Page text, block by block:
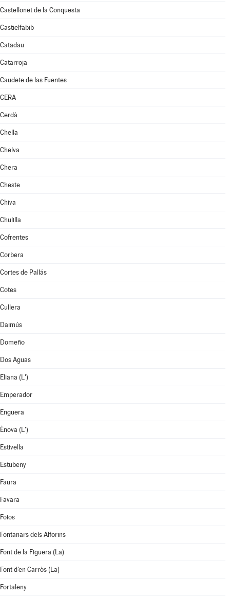
Castellonet de la Conquesta
Castielfabib
Catadau
Catarroja
Caudete de las Fuentes
CERA
Cerdà
Chella
Chelva
Chera
Cheste
Chiva
Chulilla
Cofrentes
Corbera
Cortes de Pallás
Cotes
Cullera
Daimús
Domeño
Dos Aguas
Eliana (L')
Emperador
Enguera
Ènova (L')
Estivella
Estubeny
Faura
Favara
Foios
Fontanars dels Alforins
Font de la Figuera (La)
Font d'en Carròs (La)
Fortaleny